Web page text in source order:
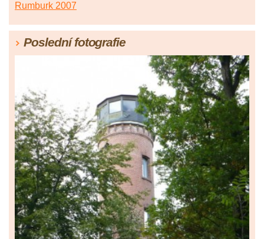
Rumburk 2007
Poslední fotografie